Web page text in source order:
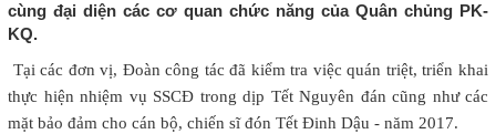
cùng đại diện các cơ quan chức năng của Quân chủng PK-
KQ.
Tại các đơn vị, Đoàn công tác đã kiểm tra việc quán triệt, triển khai
thực hiện nhiệm vụ SSCĐ trong dịp Tết Nguyên đán cũng như các
mặt bảo đảm cho cán bộ, chiến sĩ đón Tết Đinh Dậu - năm 2017.